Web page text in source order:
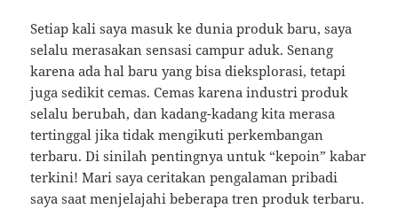
Setiap kali saya masuk ke dunia produk baru, saya
selalu merasakan sensasi campur aduk. Senang
karena ada hal baru yang bisa dieksplorasi, tetapi
juga sedikit cemas. Cemas karena industri produk
selalu berubah, dan kadang-kadang kita merasa
tertinggal jika tidak mengikuti perkembangan
terbaru. Di sinilah pentingnya untuk “kepoin” kabar
terkini! Mari saya ceritakan pengalaman pribadi
saya saat menjelajahi beberapa tren produk terbaru.